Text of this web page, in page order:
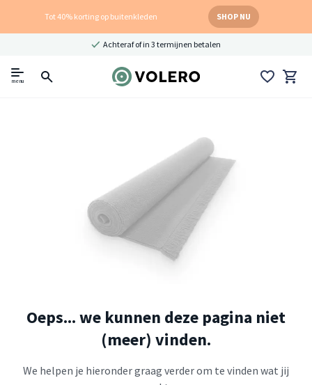
Tot 40% korting op buitenkleden SHOP NU
Achteraf of in 3 termijnen betalen
menu
Oeps... we kunnen deze pagina niet
(meer) vinden.
We helpen je hieronder graag verder om te vinden wat jij